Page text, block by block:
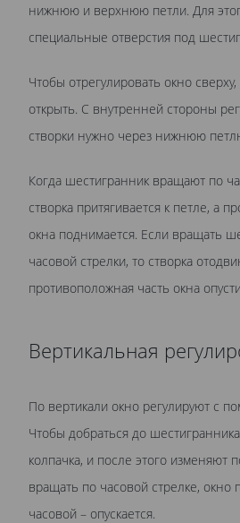
нижнюю и верхнюю петли. Для
специальные отверстия под
Чтобы отрегулировать окно
открыть. C внутренней стороны
створки нужно через нижнюю
Когда шестигранник вращают по
створка притягивается к петле, а
окна поднимается. Если вращать
часовой стрелки, то створка
противоположная часть окна
Вертикальная
По вертикали окно регулируют с
Чтобы добраться до
колпачка, и после этого изменяют
вращать по часовой стрелке, окно
часовой – опускается.